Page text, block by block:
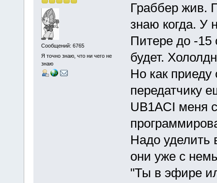
Сообщений: 6765
Я точно знаю, что ни чего не
знаю
Граббер жив.
знаю когда. У
Питере до -15
будет.
Но как приеду
передатчику
UB1ACI меня
Надо уделить
они уже с
"Ты в эфире